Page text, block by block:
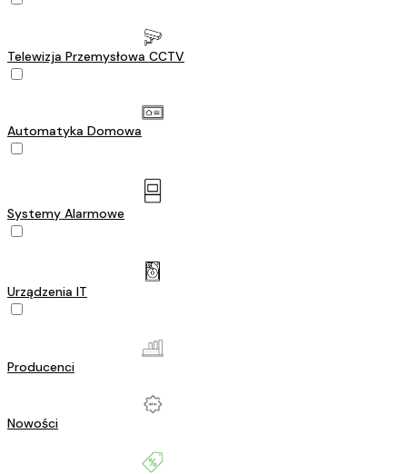
Telewizja Przemysłowa CCTV
Automatyka Domowa
Systemy Alarmowe
Urządzenia IT
Producenci
Nowości